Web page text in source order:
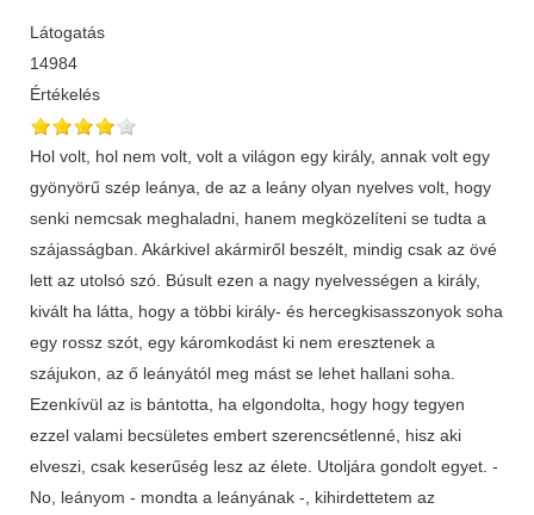
Látogatás
14984
Értékelés
Hol volt, hol nem volt, volt a világon egy király, annak volt egy
gyönyörű szép leánya, de az a leány olyan nyelves volt, hogy
senki nemcsak meghaladni, hanem megközelíteni se tudta a
szájasságban. Akárkivel akármiről beszélt, mindig csak az övé
lett az utolsó szó. Búsult ezen a nagy nyelvességen a király,
kivált ha látta, hogy a többi király- és hercegkisasszonyok soha
egy rossz szót, egy káromkodást ki nem eresztenek a
szájukon, az ő leányától meg mást se lehet hallani soha.
Ezenkívül az is bántotta, ha elgondolta, hogy hogy tegyen
ezzel valami becsületes embert szerencsétlenné, hisz aki
elveszi, csak keserűség lesz az élete. Utoljára gondolt egyet. -
No, leányom - mondta a leányának -, kihirdettetem az